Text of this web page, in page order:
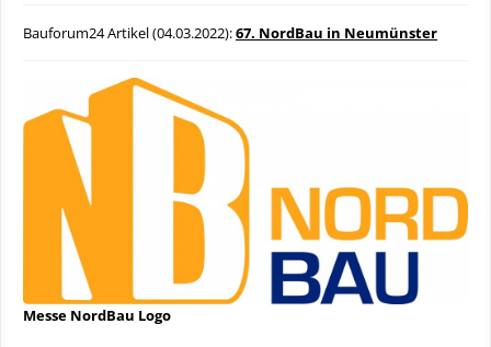
Bauforum24 Artikel (04.03.2022):67. NordBau in Neumünster
Messe NordBau Logo